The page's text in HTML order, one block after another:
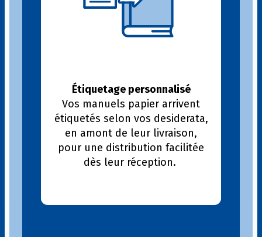
Étiquetage personnalisé
Vos manuels papier arrivent
étiquetés selon vos desiderata,
en amont de leur livraison,
pour une distribution facilitée
dès leur réception.